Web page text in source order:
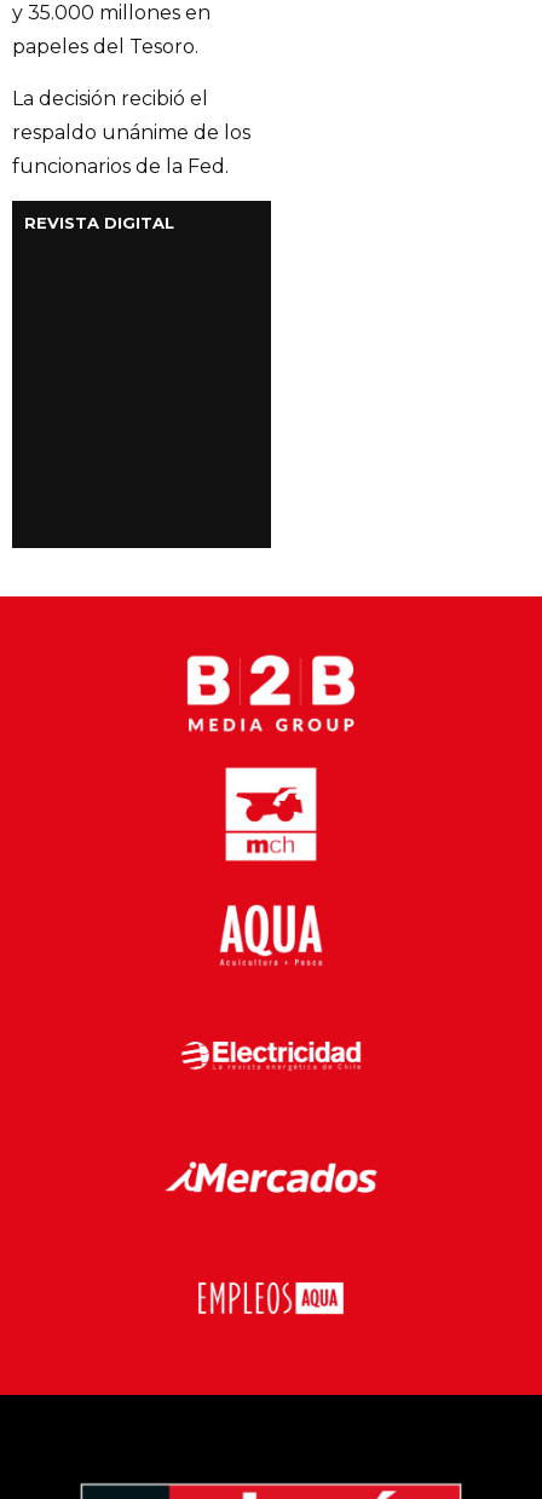
y 35.000 millones en
papeles del Tesoro.
La decisión recibió el
respaldo unánime de los
funcionarios de la Fed.
REVISTA DIGITAL